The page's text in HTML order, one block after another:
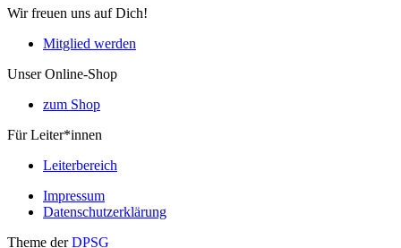
Wir freuen uns auf Dich!
Mitglied werden
Unser Online-Shop
zum Shop
Für Leiter*innen
Leiterbereich
Impressum
Datenschutzerklärung
Theme derDPSG